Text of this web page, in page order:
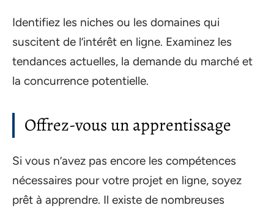
Identifiez les niches ou les domaines qui
suscitent de l’intérêt en ligne. Examinez les
tendances actuelles, la demande du marché et
la concurrence potentielle.
Offrez-vous un apprentissage
Si vous n’avez pas encore les compétences
nécessaires pour votre projet en ligne, soyez
prêt à apprendre. Il existe de nombreuses